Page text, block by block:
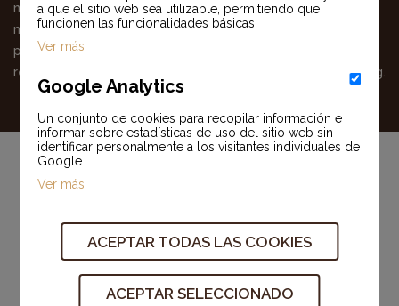
a que el sitio web sea utilizable, permitiendo que
funcionen las funcionalidades básicas.
Ver más
Google Analytics
Un conjunto de cookies para recopilar información e
informar sobre estadísticas de uso del sitio web sin
identificar personalmente a los visitantes individuales de
Google.
Ver más
ACEPTAR TODAS LAS COOKIES
ACEPTAR SELECCIONADO
múltiples soluciones de embalaje con el mínimo impacto
medioambiental y simultáneamente susceptibles de
proporcionar al cliente optimización de recursos y
rentabilización del embalaje como instrumento de marketing.
+4M
EMBALAJES PRODUCIDO
+40Mil m²